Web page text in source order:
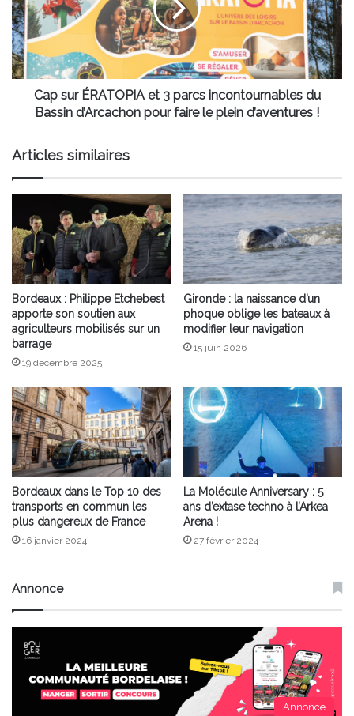
3
parcs
incontournables
du
Bassin
d’Arcachon
plein
d’aventures
!
Cap sur ÉRATOPIA et 3 parcs incontournables du
Bassin d’Arcachon pour faire le plein d’aventures !
Articles similaires
Bordeaux : Philippe Etchebest
apporte son soutien aux
agriculteurs mobilisés sur un
barrage
19 décembre 2025
Gironde : la naissance d’un
phoque oblige les bateaux à
modifier leur navigation
15 juin 2026
Bordeaux dans le Top 10 des
transports en commun les
plus dangereux de France
16 janvier 2024
La Molécule Anniversary : 5
ans d’extase techno à l’Arkea
Arena !
27 février 2024
Annonce
Annonce